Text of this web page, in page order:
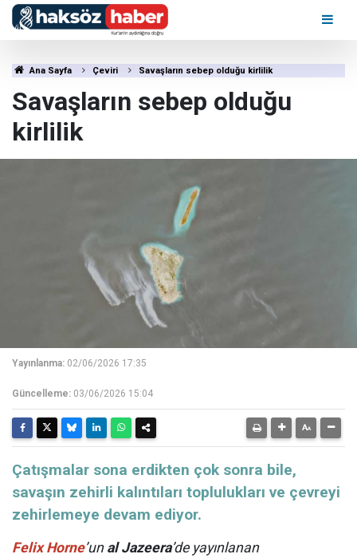
Ana Sayfa Çeviri Savaşların sebep olduğu kirlilik
Savaşların sebep olduğu
kirlilik
Yayınlanma: 02/06/2026 17:35
Güncelleme: 03/06/2026 15:04
Çatışmalar sona erdikten çok sonra bile,
savaşın zehirli kalıntıları toplulukları ve çevreyi
zehirlemeye devam ediyor.
Felix Horne’un al Jazeera’de yayınlanan